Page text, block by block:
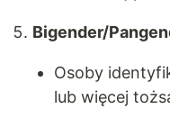
Bigender/
Osoby
lub więcej